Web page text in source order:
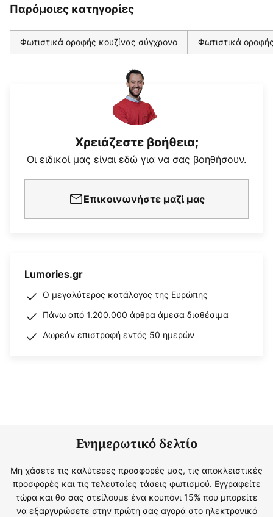
Παρόμοιες κατηγορίες
Φωτιστικά οροφής κουζίνας σύγχρονο Φωτιστικά
Χρειάζεστε βοήθεια;
Οι ειδικοί μας είναι εδώ για να σας βοηθήσουν.
Επικοινωνήστε μαζί μας
Lumories.gr
Ο μεγαλύτερος κατάλογος της Ευρώπης
Πάνω από 1.200.000 άρθρα άμεσα διαθέσιμα
Δωρεάν επιστροφή εντός 50 ημερών
Ενημερωτικό δελτίο
Μη χάσετε τις καλύτερες προσφορές μας, τις αποκλειστικές
προσφορές και τις τελευταίες τάσεις φωτισμού. Εγγραφείτε
τώρα και θα σας στείλουμε ένα κουπόνι 15% που μπορείτε
να εξαργυρώσετε στην πρώτη σας αγορά στο ηλεκτρονικό